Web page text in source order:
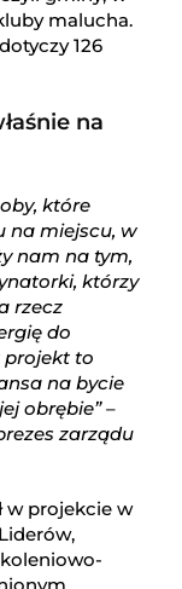
malucha.
126
na
które
na miejscu, w
nam na tym,
którzy
rzecz
do
projekt to
na bycie
obrębie” –
zarządu
w projekcie w